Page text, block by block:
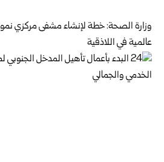
وزارة الصحة: خطة لإنشاء مشفى مركزي
عالمية في اللاذقية